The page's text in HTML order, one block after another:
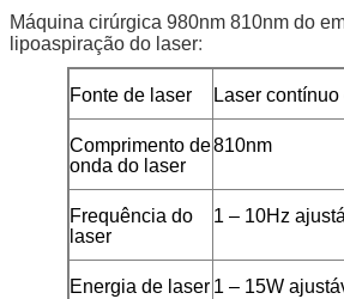
Máquina cirúrgica 980nm 810nm do
lipoaspiração do laser:
Fonte de laser Laser
Comprimento de
onda do laser
810nm
Frequência do
laser
1 – 10Hz
Energia de laser 1 – 15W